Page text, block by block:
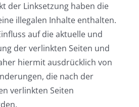
der Linksetzung haben die
illegalen Inhalte enthalten.
auf die aktuelle und
der verlinkten Seiten und
hiermit ausdrücklich von
die nach der
verlinkten Seiten